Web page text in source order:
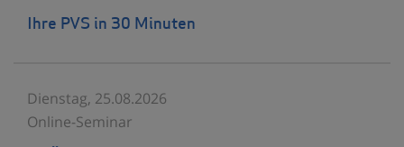
Ihre PVS in 30 Minuten
Dienstag, 25.08.2026
Online-Seminar